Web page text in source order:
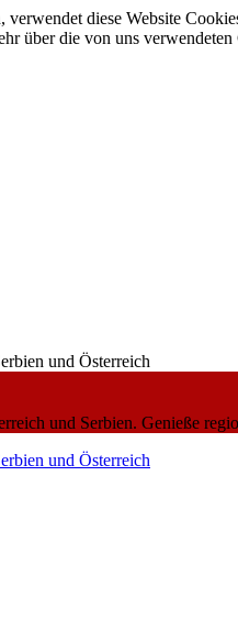
verwendet diese Website
über die von uns verwendeten
und Serbien. Genieße